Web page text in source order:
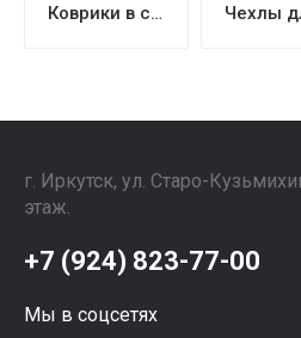
Коврики в салон и багажник
г. Иркутск, ул. ​Старо-
этаж. ⠀⠀⠀⠀⠀⠀⠀⠀⠀⠀
+7 (924) 823-77-00
Мы в соцсетях